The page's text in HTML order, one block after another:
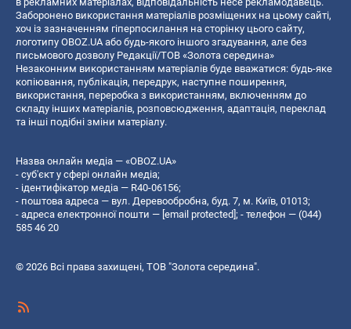
Заборонено використання матеріалів розміщених на цьому сайті,
хоч із зазначенням гіперпосилання на сторінку цього сайту,
логотипу OBOZ.UA або будь-якого іншого згадування, але без
письмового дозволу Редакції/ТОВ «Золота середина»
Незаконним використанням матеріалів буде вважатися: будь-яке
копiювання, публiкацiя, передрук, наступне поширення,
використання, переробка з використанням, включенням до
складу інших матеріалів, розповсюдження, адаптація, переклад
та інші подібні зміни матеріалу.
Назва онлайн медіа — «OBOZ.UA»
- суб'єкт у сфері онлайн медіа;
- ідентифікатор медіа — R40-06156;
- поштова адреса — вул. Деревообробна, буд. 7, м. Київ, 01013;
- адреса електронної пошти — [email protected]; - телефон — (044)
585 46 20
© 2026 Всі права захищені, ТОВ "Золота середина".